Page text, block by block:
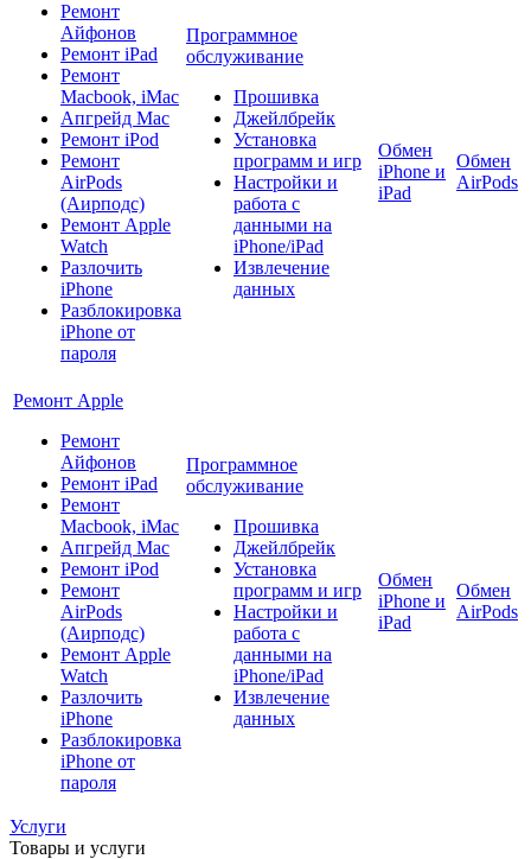
Ремонт
Айфонов
Ремонт iPad
Ремонт
Macbook, iMac
Апгрейд Mac
Ремонт iPod
Ремонт
AirPods
(Аирподс)
Ремонт Apple
Watch
Разлочить
iPhone
Разблокировка
iPhone от
пароля
Программное
обслуживание
Прошивка
Джейлбрейк
Установка
программ и игр
Настройки и
работа с
данными на
iPhone/iPad
Извлечение
данных
Обмен
iPhone и
iPad
Обмен
AirPods
Ремонт Apple
Ремонт
Айфонов
Ремонт iPad
Ремонт
Macbook, iMac
Апгрейд Mac
Ремонт iPod
Ремонт
AirPods
(Аирподс)
Ремонт Apple
Watch
Разлочить
iPhone
Разблокировка
iPhone от
пароля
Программное
обслуживание
Прошивка
Джейлбрейк
Установка
программ и игр
Настройки и
работа с
данными на
iPhone/iPad
Извлечение
данных
Обмен
iPhone и
iPad
Обмен
AirPods
Услуги
Товары и услуги